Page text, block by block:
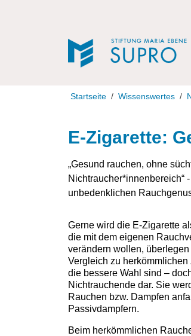
Startseite Wissenswertes
E-Zigarette:
„Gesund rauchen, ohne
Nichtraucher*innenbereich“
unbedenklichen
Gerne wird die E-Zigarette
die mit dem eigenen
verändern wollen,
Vergleich zu
die bessere Wahl sind –
Nichtrauchende dar. Sie
Rauchen bzw. Dampfen
Passivdampfern.
Beim herkömmlichen